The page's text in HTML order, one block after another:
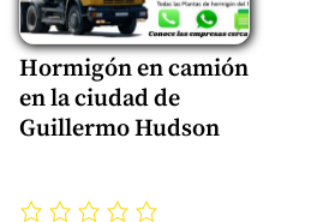
Hormigón en camión
en la ciudad de
Guillermo Hudson